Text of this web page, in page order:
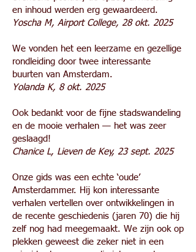
en inhoud werden erg gewaardeerd.
Yoscha M, Airport College, 28 okt. 2025
We vonden het een leerzame en gezellige
rondleiding door twee interessante
buurten van Amsterdam.
Yolanda K, 8 okt. 2025
Ook bedankt voor de fijne stadswandeling
en de mooie verhalen — het was zeer
geslaagd!
Chanice L, Lieven de Key, 23 sept. 2025
Onze gids was een echte ‘oude’
Amsterdammer. Hij kon interessante
verhalen vertellen over ontwikkelingen in
de recente geschiedenis (jaren 70) die hij
zelf nog had meegemaakt. We zijn ook op
plekken geweest die zeker niet in een